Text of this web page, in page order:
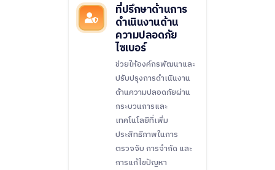
ที่ปรึกษาด้านการ
ดำเนินงานด้าน
ความปลอดภัย
ไซเบอร์
ช่วยให้องค์กรพัฒนาและ
ปรับปรุงการดำเนินงาน
ด้านความปลอดภัยผ่าน
กระบวนการและ
เทคโนโลยีที่เพิ่ม
ประสิทธิภาพในการ
ตรวจจับ การจำกัด และ
การแก้ไขปัญหา